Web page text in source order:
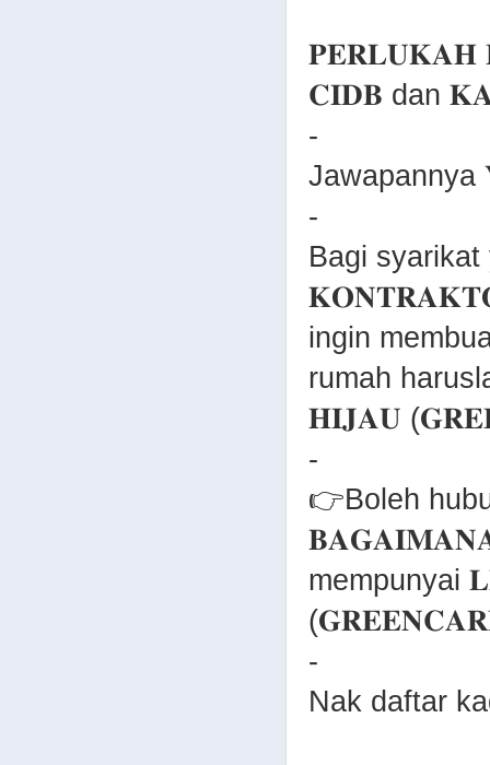
𝐏𝐄𝐑𝐋𝐔𝐊𝐀𝐇
𝐂𝐈𝐃𝐁 dan
-
-
Bagi
ingin
rumah
𝐇𝐈𝐉𝐀𝐔
-
👉Boleh
mempunyai
-
Nak daftar